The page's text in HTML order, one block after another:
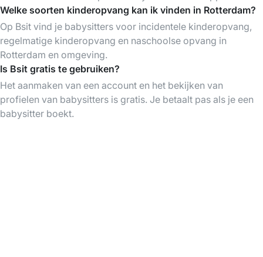
Welke soorten kinderopvang kan ik vinden in Rotterdam?
Op Bsit vind je babysitters voor incidentele kinderopvang,
regelmatige kinderopvang en naschoolse opvang in
Rotterdam en omgeving.
Is Bsit gratis te gebruiken?
Het aanmaken van een account en het bekijken van
profielen van babysitters is gratis. Je betaalt pas als je een
babysitter boekt.